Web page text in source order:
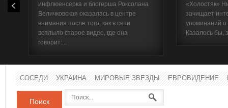
инфлюенсерка и блогерша Роксолана
Величковская оказалась в центре
внимания после того, как в сети
всплыло старое видео, где она
говорит:...
«Холостяк»
зачищает
упоминаний
Казалось бы,
СОСЕДИ УКРАИНА МИРОВЫЕ ЗВЕЗДЫ ЕВРОВИДЕНИЕ
Поиск